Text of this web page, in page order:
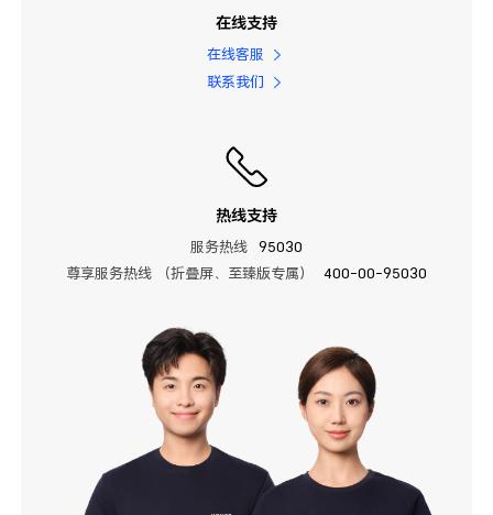
在线支持
在线客服
联系我们
热线支持
服务热线
95030
尊享服务热线 （折叠屏、至臻版专属）
400-00-95030